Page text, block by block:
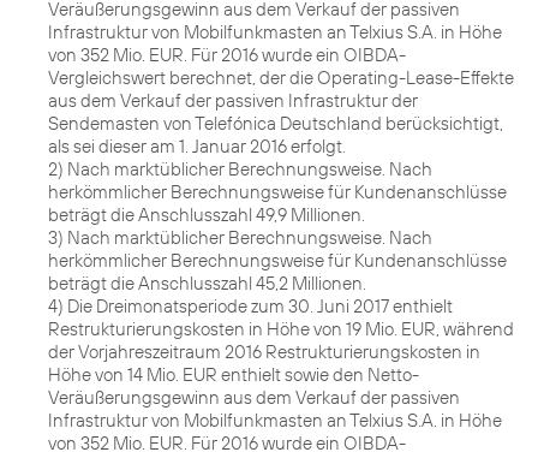
Veräußerungsgewinn aus dem Verkauf der passiven
Infrastruktur von Mobilfunkmasten an Telxius S.A. in Höhe
von 352 Mio. EUR. Für 2016 wurde ein OIBDA-
Vergleichswert berechnet, der die Operating-Lease-Effekte
aus dem Verkauf der passiven Infrastruktur der
Sendemasten von Telefónica Deutschland berücksichtigt,
als sei dieser am 1. Januar 2016 erfolgt.
2) Nach marktüblicher Berechnungsweise. Nach
herkömmlicher Berechnungsweise für Kundenanschlüsse
beträgt die Anschlusszahl 49,9 Millionen.
3) Nach marktüblicher Berechnungsweise. Nach
herkömmlicher Berechnungsweise für Kundenanschlüsse
beträgt die Anschlusszahl 45,2 Millionen.
4) Die Dreimonatsperiode zum 30. Juni 2017 enthielt
Restrukturierungskosten in Höhe von 19 Mio. EUR, während
der Vorjahreszeitraum 2016 Restrukturierungskosten in
Höhe von 14 Mio. EUR enthielt sowie den Netto-
Veräußerungsgewinn aus dem Verkauf der passiven
Infrastruktur von Mobilfunkmasten an Telxius S.A. in Höhe
von 352 Mio. EUR. Für 2016 wurde ein OIBDA-